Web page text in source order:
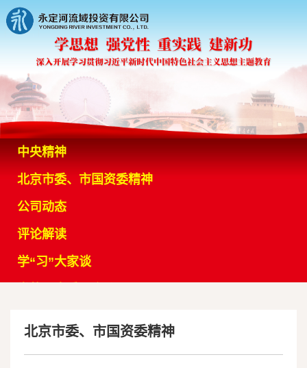
中央精神
北京市委、市国资委精神
公司动态
评论解读
学“习”大家谈
北京市委、市国资委精神